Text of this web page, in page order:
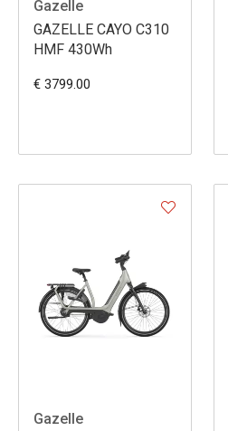
Gazelle
GAZELLE CAYO C310
HMF 430Wh
€ 3799.00
Gazelle